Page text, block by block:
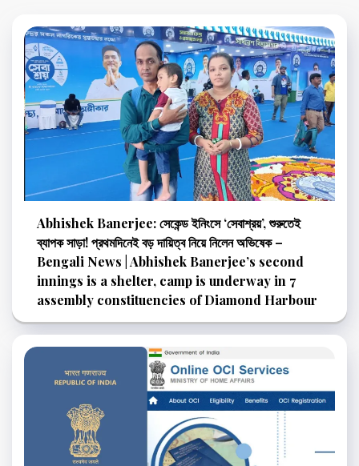
Abhishek Banerjee: সেকেন্ড ইনিংসে ‘সেবাশ্রয়’, শুরুতেই
ব্যাপক সাড়া! প্রথমদিনেই বড় দায়িত্ব নিয়ে নিলেন অভিষেক –
Bengali News | Abhishek Banerjee’s second
innings is a shelter, camp is underway in 7
assembly constituencies of Diamond Harbour